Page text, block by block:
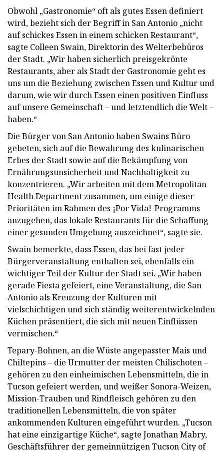
Obwohl „Gastronomie“ oft als gutes Essen definiert
wird, bezieht sich der Begriff in San Antonio „nicht
auf schickes Essen in einem schicken Restaurant“,
sagte Colleen Swain, Direktorin des Welterbebüros
der Stadt. „Wir haben sicherlich preisgekrönte
Restaurants, aber als Stadt der Gastronomie geht es
uns um die Beziehung zwischen Essen und Kultur und
darum, wie wir durch Essen einen positiven Einfluss
auf unsere Gemeinschaft – und letztendlich die Welt –
haben.“
Die Bürger von San Antonio haben Swains Büro
gebeten, sich auf die Bewahrung des kulinarischen
Erbes der Stadt sowie auf die Bekämpfung von
Ernährungsunsicherheit und Nachhaltigkeit zu
konzentrieren. „Wir arbeiten mit dem Metropolitan
Health Department zusammen, um einige dieser
Prioritäten im Rahmen des ¡Por Vida!-Programms
anzugehen, das lokale Restaurants für die Schaffung
einer gesunden Umgebung auszeichnet“, sagte sie.
Swain bemerkte, dass Essen, das bei fast jeder
Bürgerveranstaltung enthalten sei, ebenfalls ein
wichtiger Teil der Kultur der Stadt sei. „Wir haben
gerade Fiesta gefeiert, eine Veranstaltung, die San
Antonio als Kreuzung der Kulturen mit
vielschichtigen und sich ständig weiterentwickelnden
Küchen präsentiert, die sich mit neuen Einflüssen
vermischen.“
Tepary-Bohnen, an die Wüste angepasster Mais und
Chiltepins – die Urmutter der meisten Chilischoten –
gehören zu den einheimischen Lebensmitteln, die in
Tucson gefeiert werden, und weißer Sonora-Weizen,
Mission-Trauben und Rindfleisch gehören zu den
traditionellen Lebensmitteln, die von später
ankommenden Kulturen eingeführt wurden. „Tucson
hat eine einzigartige Küche“, sagte Jonathan Mabry,
Geschäftsführer der gemeinnützigen Tucson City of